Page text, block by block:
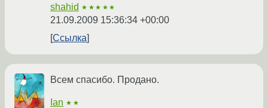
shahid ★★★★★
21.09.2009 15:36:34 +00:00
Ссылка
Всем спасибо. Продано.
Ian ★★